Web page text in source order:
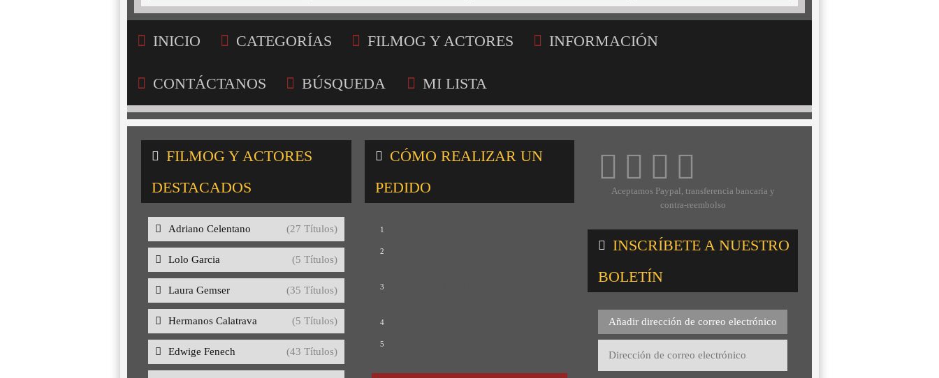
INICIO CATEGORÍAS FILMOG Y ACTORES INFORMACIÓN
CONTÁCTANOS BÚSQUEDA MI LISTA
FILMOG Y ACTORES
DESTACADOS
Adriano Celentano (27 Títulos)
Lolo Garcia (5 Títulos)
Laura Gemser (35 Títulos)
Hermanos Calatrava (5 Títulos)
Edwige Fenech (43 Títulos)
CÓMO REALIZAR UN
PEDIDO
1
2
3
4
5
Aceptamos Paypal, transferencia bancaria y
contra-reembolso
INSCRÍBETE A NUESTRO
BOLETÍN
Añadir dirección de correo electrónico